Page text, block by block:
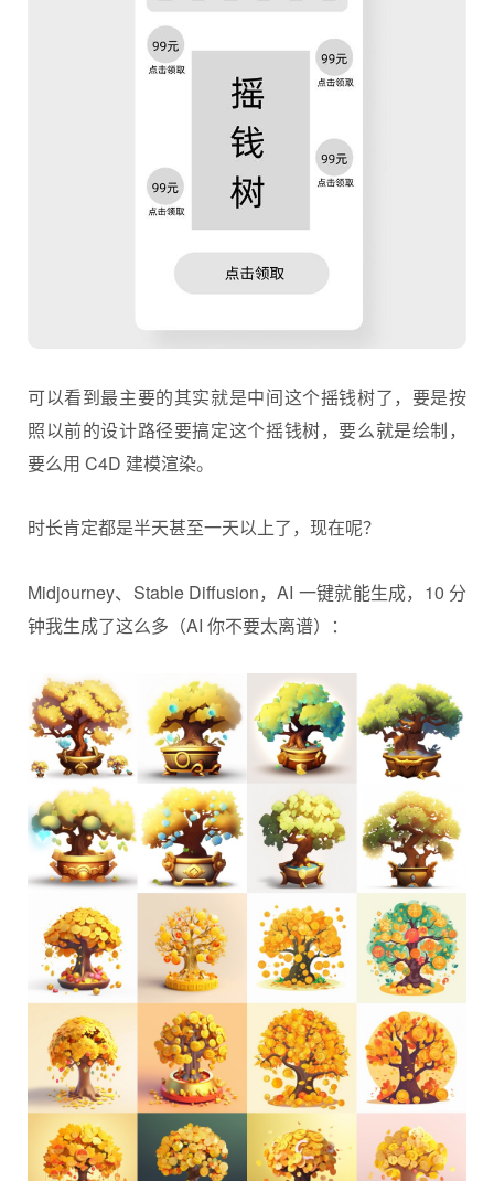
可以看到最主要的其实就是中间这个摇钱树了，要是按
照以前的设计路径要搞定这个摇钱树，要么就是绘制，
要么用 C4D 建模渲染。
时长肯定都是半天甚至一天以上了，现在呢？
Midjourney、Stable Diffusion，AI 一键就能生成，10 分
钟我生成了这么多（AI 你不要太离谱）：